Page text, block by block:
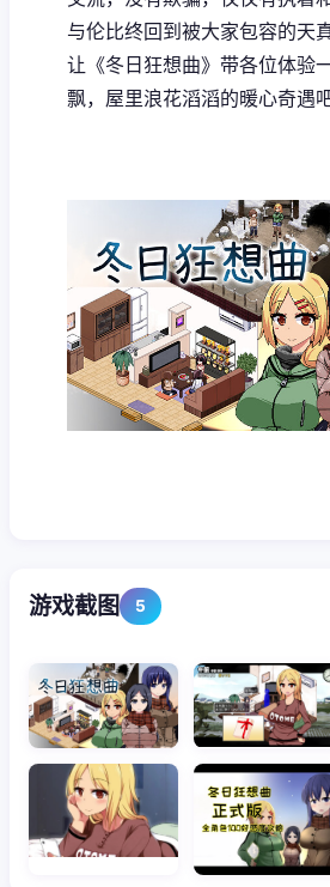
与伦比终回到被大家包容的天
让《冬日狂想曲》带各位体验
飘，屋里浪花滔滔​​的暖心奇遇吧
游戏截图 5